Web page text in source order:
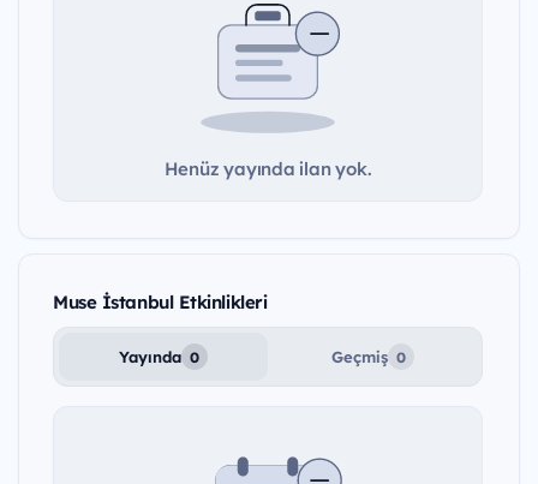
Henüz yayında ilan yok.
Muse İstanbul Etkinlikleri
Yayında 0 Geçmiş 0